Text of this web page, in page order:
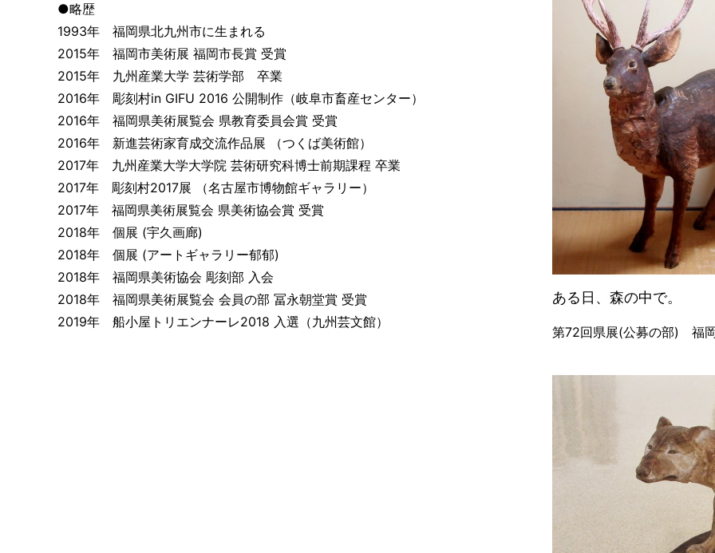
●略歴
1993年 福岡県北九州市に生まれる
2015年 福岡市美術展 福岡市長賞 受賞
2015年 九州産業大学 芸術学部 卒業
2016年 彫刻村in GIFU 2016 公開制作（岐阜市畜産センター）
2016年 福岡県美術展覧会 県教育委員会賞 受賞
2016年 新進芸術家育成交流作品展 （つくば美術館）
2017年 九州産業大学大学院 芸術研究科博士前期課程 卒業
2017年 彫刻村2017展 （名古屋市博物館ギャラリー）
2017年 福岡県美術展覧会 県美術協会賞 受賞
2018年 個展 (宇久画廊)
2018年 個展 (アートギャラリー郁郁)
2018年 福岡県美術協会 彫刻部 入会
2018年 福岡県美術展覧会 会員の部 冨永朝堂賞 受賞
2019年 船小屋トリエンナーレ2018 入選（九州芸文館）
ある日、森の中で。
第72回県展(公募の部) 福